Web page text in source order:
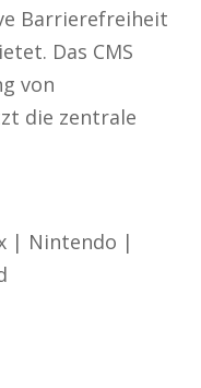
Barrierefreiheit
Das CMS
von
die zentrale
| Nintendo |